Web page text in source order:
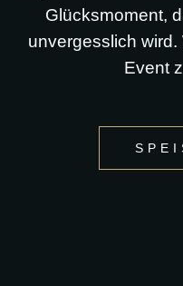
Glücksmoment,
unvergesslich
Event